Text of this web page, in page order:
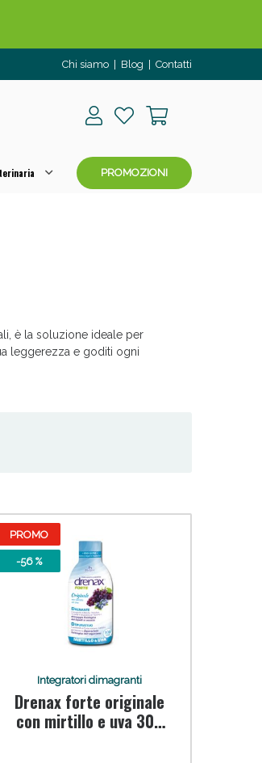
Chi siamo Blog Contatti
PROMOZIONI
è la soluzione ideale per
leggerezza e goditi ogni
PROMO
-56 %
Integratori dimagranti
Drenax forte originale
con mirtillo e uva 300